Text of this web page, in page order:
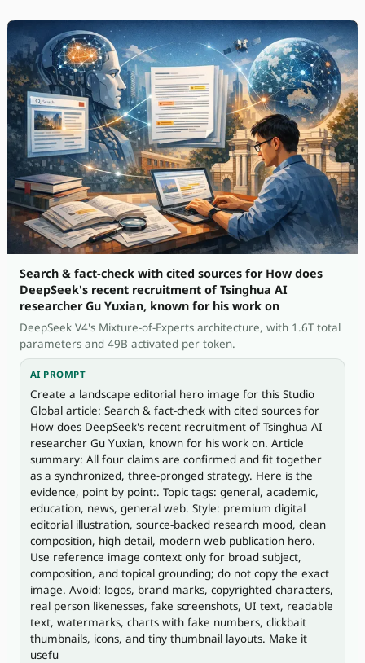
Search & fact-check with cited sources for How does
DeepSeek's recent recruitment of Tsinghua AI
researcher Gu Yuxian, known for his work on
DeepSeek V4's Mixture-of-Experts architecture, with 1.6T total
parameters and 49B activated per token.
AI PROMPT
Create a landscape editorial hero image for this Studio
Global article: Search & fact-check with cited sources for
How does DeepSeek's recent recruitment of Tsinghua AI
researcher Gu Yuxian, known for his work on. Article
summary: All four claims are confirmed and fit together
as a synchronized, three-pronged strategy. Here is the
evidence, point by point:. Topic tags: general, academic,
education, news, general web. Style: premium digital
editorial illustration, source-backed research mood, clean
composition, high detail, modern web publication hero.
Use reference image context only for broad subject,
composition, and topical grounding; do not copy the exact
image. Avoid: logos, brand marks, copyrighted characters,
real person likenesses, fake screenshots, UI text, readable
text, watermarks, charts with fake numbers, clickbait
thumbnails, icons, and tiny thumbnail layouts. Make it
usefu